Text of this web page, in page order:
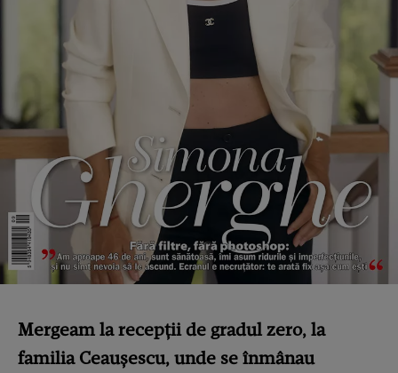
Mergeam la recepţii de gradul zero, la
familia Ceauşescu, unde se înmânau